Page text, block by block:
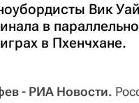
Вик
в
в Пхенчхане.
- РИА Новости.